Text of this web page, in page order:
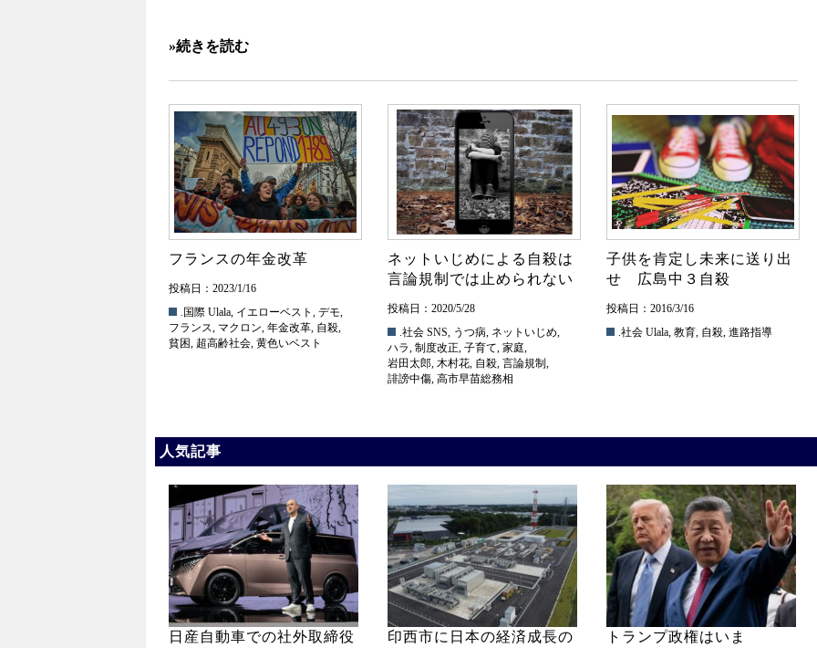
»続きを読む
フランスの年金改革
投稿日：2023/1/16
.国際 Ulala, イエローベスト , デモ,
フランス, マクロン, 年金改革, 自殺,
貧困, 超高齢社会, 黄色いベスト
ネットいじめによる自殺は
言論規制では止められない
投稿日：2020/5/28
.社会 SNS, うつ病, ネットいじめ,
ハラ, 制度改正, 子育て, 家庭,
岩田太郎, 木村花, 自殺, 言論規制 ,
誹謗中傷, 高市早苗総務相
子供を肯定し未来に送り出
せ 広島中３自殺
投稿日：2016/3/16
.社会 Ulala, 教育, 自殺, 進路指導
人気記事
日産自動車での社外取締役
印西市に日本の経済成長の
トランプ政権はいま